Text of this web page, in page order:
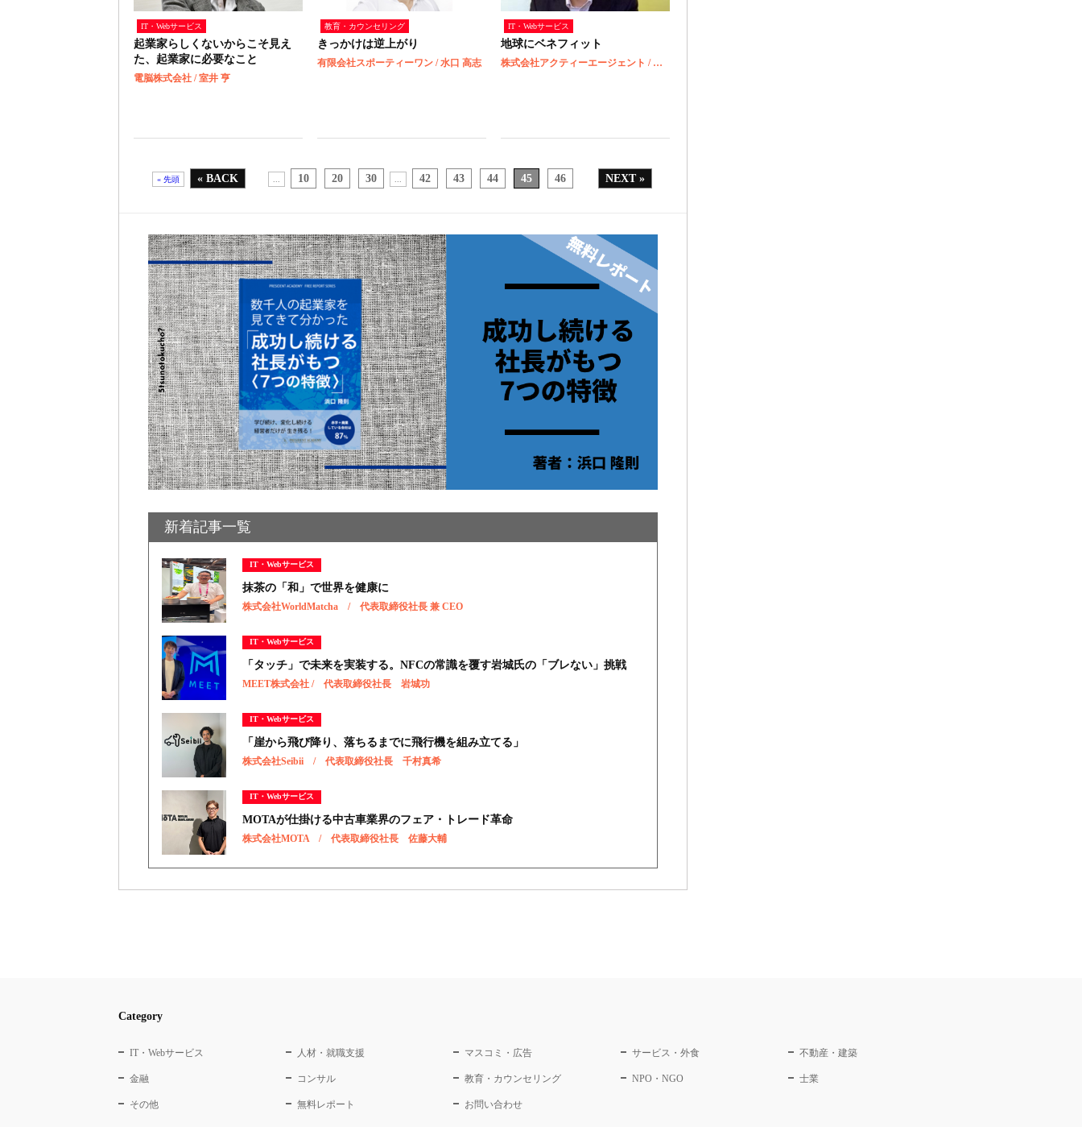
IT・Webサービス
起業家らしくないからこそ見え
た、起業家に必要なこと
電脳株式会社 / 室井 亨
教育・カウンセリング
きっかけは逆上がり
有限会社スポーティーワン / 水口 高志
IT・Webサービス
地球にベネフィット
株式会社アクティーエージェント / 藤田 利久
« 先頭 « BACK ... 10 20 30 ... 42 43 44 45 46 NEXT »
新着記事一覧
IT・Webサービス
抹茶の「和」で世界を健康に
株式会社WorldMatcha / 代表取締役社長 兼 CEO
IT・Webサービス
「タッチ」で未来を実装する。NFCの常識を覆す岩城氏の「ブレない」挑戦
MEET株式会社 / 代表取締役社長 岩城功
IT・Webサービス
「崖から飛び降り、落ちるまでに飛行機を組み立てる」
株式会社Seibii / 代表取締役社長 千村真希
IT・Webサービス
MOTAが仕掛ける中古車業界のフェア・トレード革命
株式会社MOTA / 代表取締役社長 佐藤大輔
Category
IT・Webサービス 人材・就職支援 マスコミ・広告 サービス・外食 不動産・建築
金融 コンサル 教育・カウンセリング NPO・NGO 士業
その他 無料レポート お問い合わせ